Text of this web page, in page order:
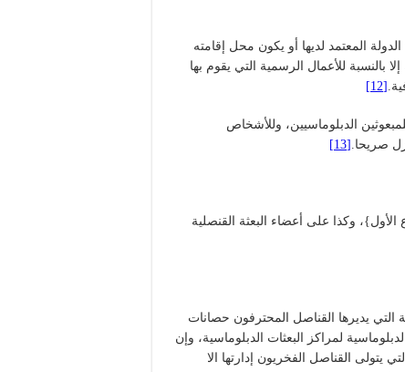
المعتمد لديها أو يكون محل إقامته
بالنسبة للأعمال الرسمية التي يقوم بها
[12]
الدبلوماسيين، وللأشخاص
صريحا. [13]
وكذا على أعضاء البعثة القنصلية
لسنة 1963 للمراكز القنصلية التي يديرها القناصل المحترفون حصانات
لمراكز البعثات الدبلوماسية، وإن
يتولى القناصل الفخريون إدارتها الا